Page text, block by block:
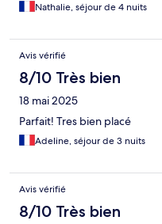
Nathalie, séjour de 4 nuits
Avis vérifié
8/10 Très bien
18 mai 2025
Parfait! Tres bien placé
Adeline, séjour de 3 nuits
Avis vérifié
8/10 Très bien